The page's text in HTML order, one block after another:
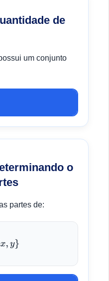
de
um conjunto
o
partes de:
,y}